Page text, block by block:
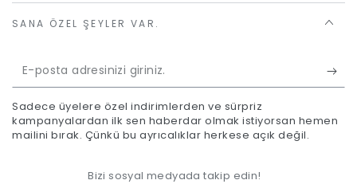
SANA ÖZEL ŞEYLER VAR.
E-
posta
adresinizi
giriniz.
Sadece üyelere özel indirimlerden ve sürpriz
kampanyalardan ilk sen haberdar olmak istiyorsan hemen
mailini bırak. Çünkü bu ayrıcalıklar herkese açık değil.
Bizi sosyal medyada takip edin!